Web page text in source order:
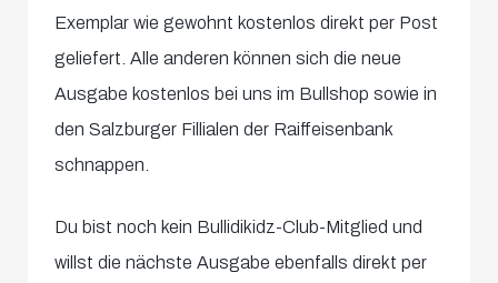
Exemplar wie gewohnt kostenlos direkt per Post
geliefert. Alle anderen können sich die neue
Ausgabe kostenlos bei uns im Bullshop sowie in
den Salzburger Fillialen der Raiffeisenbank
schnappen.
Du bist noch kein Bullidikidz-Club-Mitglied und
willst die nächste Ausgabe ebenfalls direkt per